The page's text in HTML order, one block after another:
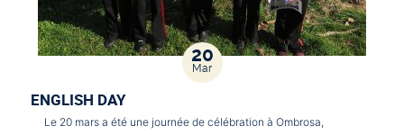
20
Mar
ENGLISH DAY
Le 20 mars a été une journée de célébration à Ombrosa,